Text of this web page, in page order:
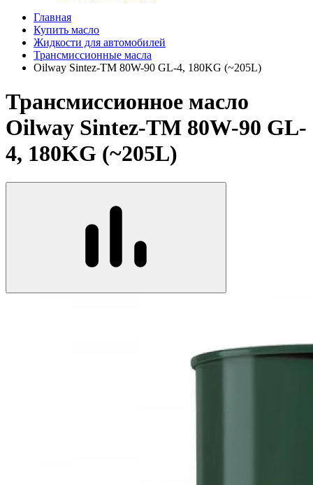
Главная
Купить масло
Жидкости для автомобилей
Трансмиссионные масла
Oilway Sintez-TM 80W-90 GL-4, 180KG (~205L)
Трансмиссионное масло
Oilway Sintez-TM 80W-90 GL-
4, 180KG (~205L)